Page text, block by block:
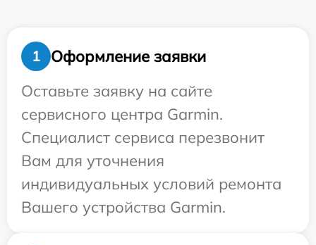
1
Оформление заявки
Оставьте заявку на сайте
сервисного центра Garmin.
Специалист сервиса перезвонит
Вам для уточнения
индивидуальных условий ремонта
Вашего устройства Garmin.